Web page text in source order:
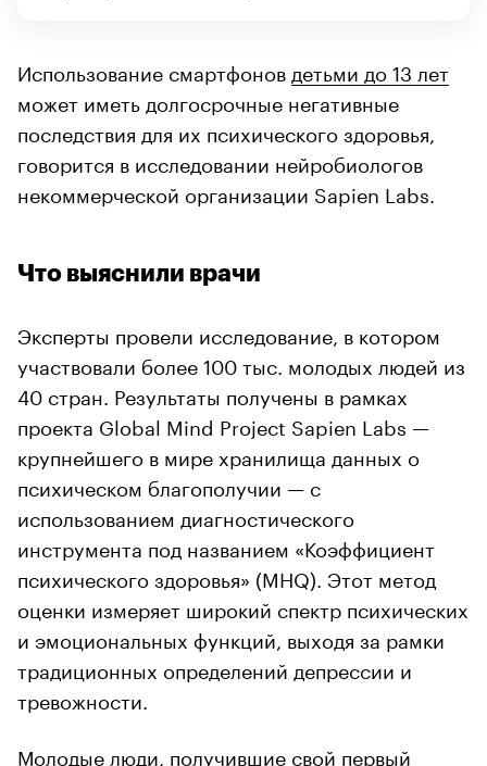
Использование смартфонов детьми до 13 лет
может иметь долгосрочные негативные
последствия для их психического здоровья,
говорится в исследовании нейробиологов
некоммерческой организации Sapien Labs.
Что выяснили врачи
Эксперты провели исследование, в котором
участвовали более 100 тыс. молодых людей из
40 стран. Результаты получены в рамках
проекта Global Mind Project Sapien Labs —
крупнейшего в мире хранилища данных о
психическом благополучии — с
использованием диагностического
инструмента под названием «Коэффициент
психического здоровья» (MHQ). Этот метод
оценки измеряет широкий спектр психических
и эмоциональных функций, выходя за рамки
традиционных определений депрессии и
тревожности.
Молодые люди, получившие свой первый